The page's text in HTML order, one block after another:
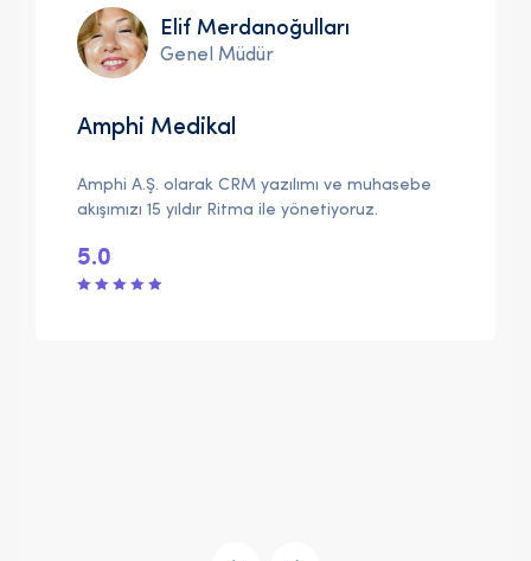
Elif Merdanoğulları
Genel Müdür
Amphi Medikal
Amphi A.Ş. olarak CRM yazılımı ve muhasebe
akışımızı 15 yıldır Ritma ile yönetiyoruz.
5.0